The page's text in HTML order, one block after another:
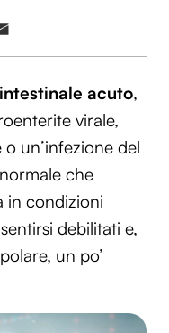
acuto,
virale,
un’infezione del
che
in condizioni
debilitati e,
un po’